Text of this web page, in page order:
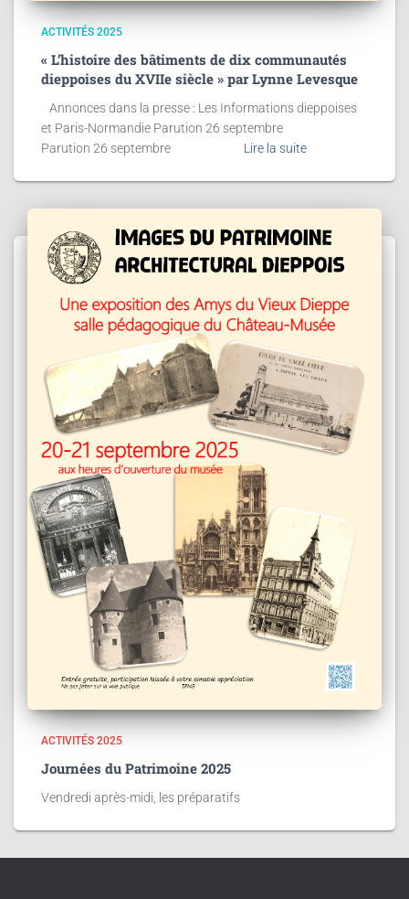
ACTIVITÉS 2025
« L’histoire des bâtiments de dix communautés
dieppoises du XVIIe siècle » par Lynne Levesque
Annonces dans la presse : Les Informations dieppoises
et Paris-Normandie Parution 26 septembre
Parution 26 septembre
Lire la suite
ACTIVITÉS 2025
Journées du Patrimoine 2025
Vendredi après-midi, les préparatifs